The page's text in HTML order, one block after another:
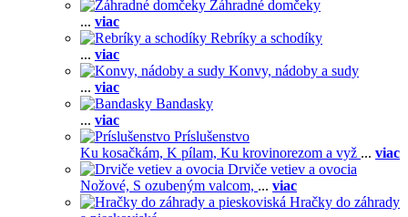
Záhradné domčeky
... viac
Rebríky a schodíky
... viac
Konvy, nádoby a sudy
... viac
Bandasky
... viac
Príslušenstvo
Ku kosačkám, K pílam, Ku krovinorezom a vyž ... viac
Drviče vetiev a ovocia
Nožové, S ozubeným valcom, ... viac
Hračky do záhrady